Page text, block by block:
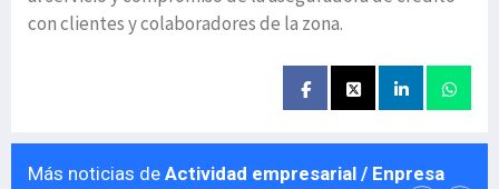
con clientes y colaboradores de la zona.
Más noticias de Actividad empresarial / Enpresa